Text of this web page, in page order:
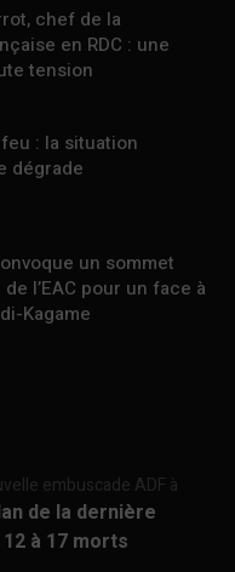
chef de la
en RDC : une
tension
: la situation
dégrade
un sommet
l’EAC pour un face à
Kagame
embuscade ADF à
de la dernière
à 17 morts